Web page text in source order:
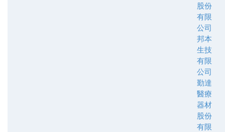
股份
有限
公司
邦本
生技
有限
公司
勤達
醫療
器材
股份
有限